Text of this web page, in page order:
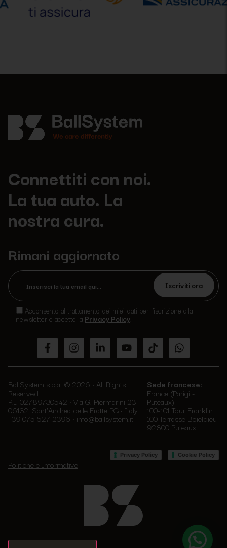
Connettiti con noi.
La tua auto. La
nostra cura.
Rimani aggiornato
Si
prega
questo
campo.
Acconsento al trattamento dei miei dati per l’iscrizione alla
newsletter e accetto la Privacy Policy
BallSystem s.p.a. © 2026 • All Rights
Reserved
P.I. 02789730542 • Via G. Piermarini 23
06132, Sant'Andrea delle Fratte PG • Italy
+39 075 527 2396 • info@ballsystem.it
Sede francese:
France (Parigi -
Puteaux)
100-101 Tour Franklin
100 Terrasse Boieldieu
92800 Puteaux
Privacy Policy Cookie Policy
Politiche e Informative